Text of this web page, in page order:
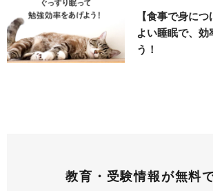
【食事で身に
よい睡眠で、効
う！
教育・受験情報が無料